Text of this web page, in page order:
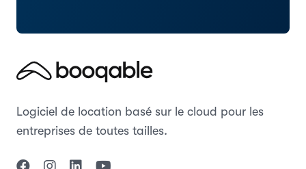
Logiciel de location basé sur le cloud pour les
entreprises de toutes tailles.